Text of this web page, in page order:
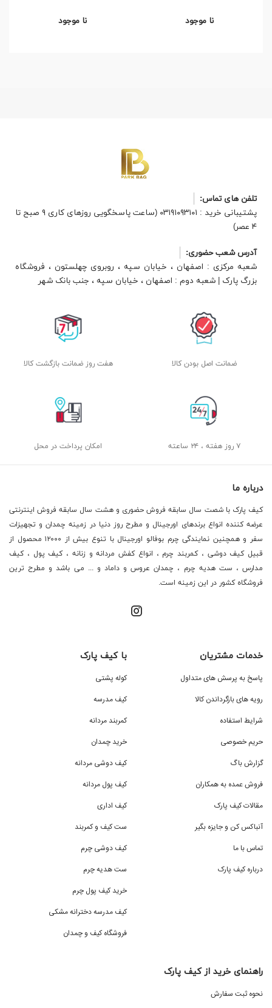
نا موجود نا موجود
تلفن های تماس:
پشتیبانی خرید : ۰۳۱۹۱۰۹۳۱۰۱ (ساعت پاسخگویی روزهای کاری ۹ صبح تا
۴ عصر)
آدرس شعب حضوری:
شعبه مرکزی : اصفهان ، خیابان سپه ، روبروی چهلستون ، فروشگاه
بزرگ پارک | شعبه دوم : اصفهان ، خیابان سپه ، جنب بانک شهر
ضمانت اصل بودن کالا هفت روز ضمانت بازگشت کالا
۷ روز هفته ، ۲۴ ساعته امکان پرداخت در محل
درباره ما
کیف پارک با شصت سال سابقه فروش حضوری و هشت سال سابقه فروش اینترنتی
عرضه کننده انواع برندهای اورجینال و مطرح روز دنیا در زمینه چمدان و تجهیزات
سفر و همچنین نمایندگی چرم بوفالو اورجینال با تنوع بیش از ۱۲۰۰۰ محصول از
قبیل کیف دوشی ، کمربند چرم ، انواع کفش مردانه و زنانه ، کیف پول ، کیف
مدارس ، ست هدیه چرم ، چمدان عروس و داماد و ... می باشد و مطرح ترین
فروشگاه کشور در این زمینه است.
خدمات مشتریان
پاسخ به پرسش های متداول
رویه های بازگرداندن کالا
شرایط استفاده
حریم خصوصی
گزارش باگ
فروش عمده به همکاران
مقالات کیف پارک
آنباکس کن و جایزه بگیر
تماس با ما
درباره کیف پارک
با کیف پارک
کوله پشتی
کیف مدرسه
کمربند مردانه
خرید چمدان
کیف دوشی مردانه
کیف پول مردانه
کیف اداری
ست کیف و کمربند
کیف دوشی چرم
ست هدیه چرم
خرید کیف پول چرم
کیف مدرسه دخترانه مشکی
فروشگاه کیف و چمدان
راهنمای خرید از کیف پارک
نحوه ثبت سفارش